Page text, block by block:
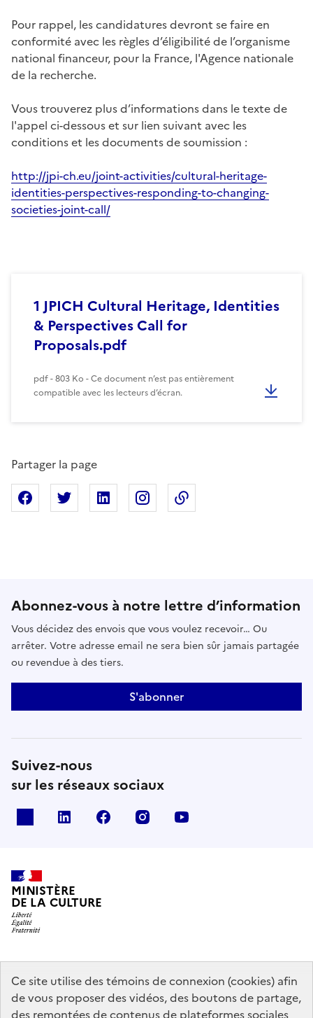
Ce site utilise des témoins de connexion (cookies) afin
de vous proposer des vidéos, des boutons de partage,
des remontées de contenus de plateformes sociales
Pour rappel, les candidatures devront se faire en
conformité avec les règles d’éligibilité de l’organisme
national financeur, pour la France, l'Agence nationale
de la recherche.
Vous trouverez plus d’informations dans le texte de
l'appel ci-dessous et sur lien suivant avec les
conditions et les documents de soumission :
http://jpi-ch.eu/joint-activities/cultural-heritage-
identities-perspectives-responding-to-changing-
societies-joint-call/
1 JPICH Cultural Heritage, Identities
& Perspectives Call for
Proposals.pdf
pdf - 803 Ko - Ce document n’est pas entièrement
compatible avec les lecteurs d’écran.
Partager la page
Partager sur Facebook
Partager sur XPartager sur Linkedin
Partager sur Instagram
Abonnez-vous à notre lettre d’information
Vous décidez des envois que vous voulez recevoir… Ou
arrêter. Votre adresse email ne sera bien sûr jamais partagée
ou revendue à des tiers.
S'abonner
Suivez-nous
sur les réseaux sociaux
linkedin facebook instagram
MINISTÈRE
DE LA CULTURE
data.gouv.fr legifrance.gouv.fr
info.gouv.fr
service-public.gouv.fr